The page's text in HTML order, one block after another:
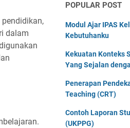
dalam
POPULAR POST
Modul Ajar IPAS
Kebutuhanku
Kekuatan Konteks
Yang Sejalan
Penerapan
Teaching (CRT)
Contoh Laporan
(UKPPG)